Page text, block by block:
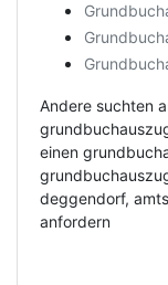
Andere suchten
einen
deggendorf,
anfordern